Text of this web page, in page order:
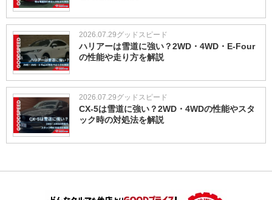
2026.07.29グッドスピード
ハリアーは雪道に強い？2WD・4WD・E-Four
の性能や走り方を解説
2026.07.29グッドスピード
CX-5は雪道に強い？2WD・4WDの性能やスタ
ック時の対処法を解説